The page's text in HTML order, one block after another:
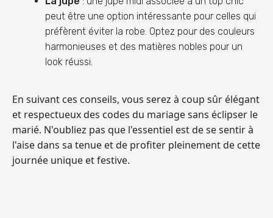
peut être une option intéressante pour celles qui
préfèrent éviter la robe. Optez pour des couleurs
harmonieuses et des matières nobles pour un
look réussi.
En suivant ces conseils, vous serez à coup sûr élégant
et respectueux des codes du mariage sans éclipser le
marié. N'oubliez pas que l'essentiel est de se sentir à
l'aise dans sa tenue et de profiter pleinement de cette
journée unique et festive.